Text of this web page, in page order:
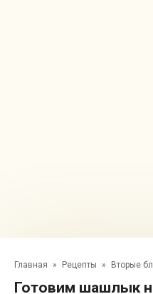
Главная » Рецепты » Вторые
Готовим шашлык на гриле: пошаговое